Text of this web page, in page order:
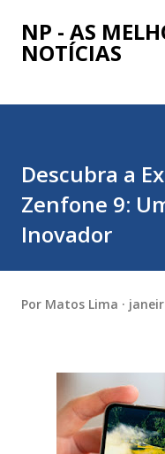
Pular
NP - AS
NOTÍCIAS
Descubra a
Zenfone 9:
Inovador
Por Matos Lima